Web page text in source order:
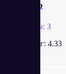
Pokupo
Отзывы: 3
Рейтинг: 4.33